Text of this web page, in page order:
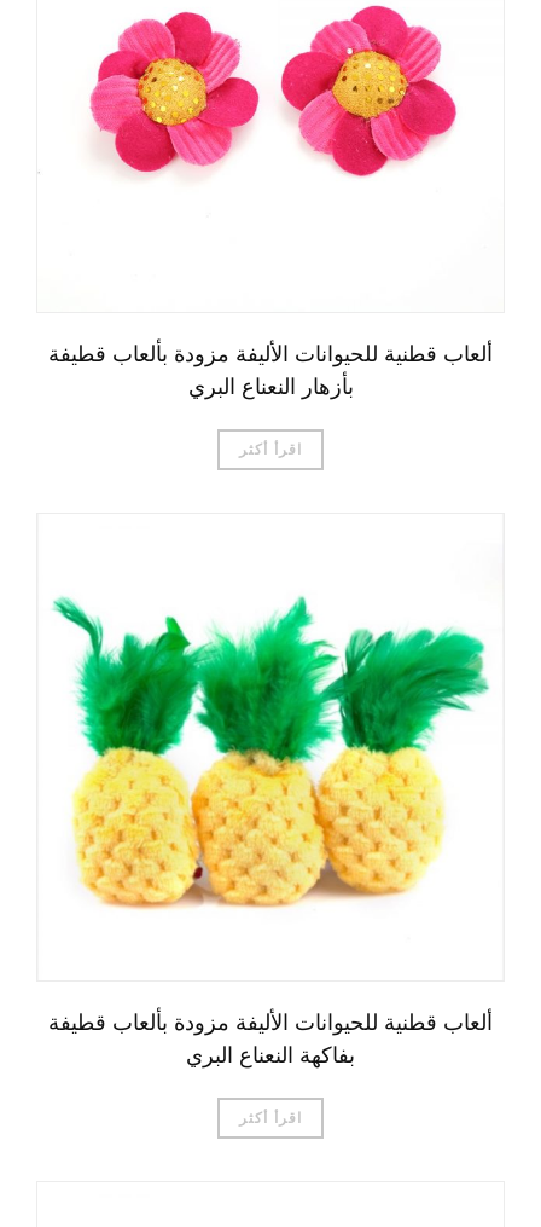
ألعاب قطنية للحيوانات الأليفة مزودة بألعاب قطيفة
بأزهار النعناع البري
اقرأ أكثر
ألعاب قطنية للحيوانات الأليفة مزودة بألعاب قطيفة
بفاكهة النعناع البري
اقرأ أكثر